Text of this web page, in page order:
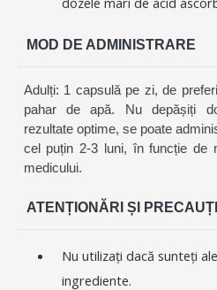
MOD DE ADMINISTRARE
Adulți: 1 capsulă pe zi, de
pahar de apă. Nu depășiți
rezultate optime, se poate
cel puțin 2-3 luni, în funcție de
medicului.
ATENȚIONĂRI ȘI PRECAUȚII
Nu utilizați dacă sunteți
ingrediente.